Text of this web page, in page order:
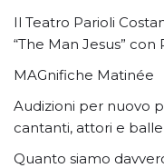
Il Teatro Parioli
“The Man Jesus”
MAGnifiche Matinée
Audizioni per nuovo
cantanti, attori e
Quanto siamo